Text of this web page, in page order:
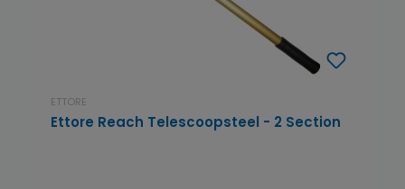
ETTORE
Ettore Reach Telescoopsteel - 2 Section